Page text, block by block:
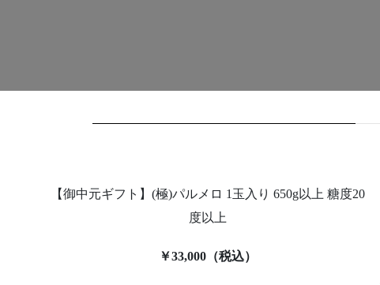
【御中元ギフト】(極)パルメロ 1玉入り 650g以上 糖度20
度以上
￥33,000（税込）